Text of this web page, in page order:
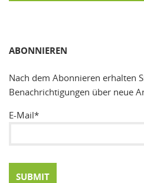
ABONNIEREN
Nach dem Abonnieren erhalten
Benachrichtigungen über neue
E-Mail*